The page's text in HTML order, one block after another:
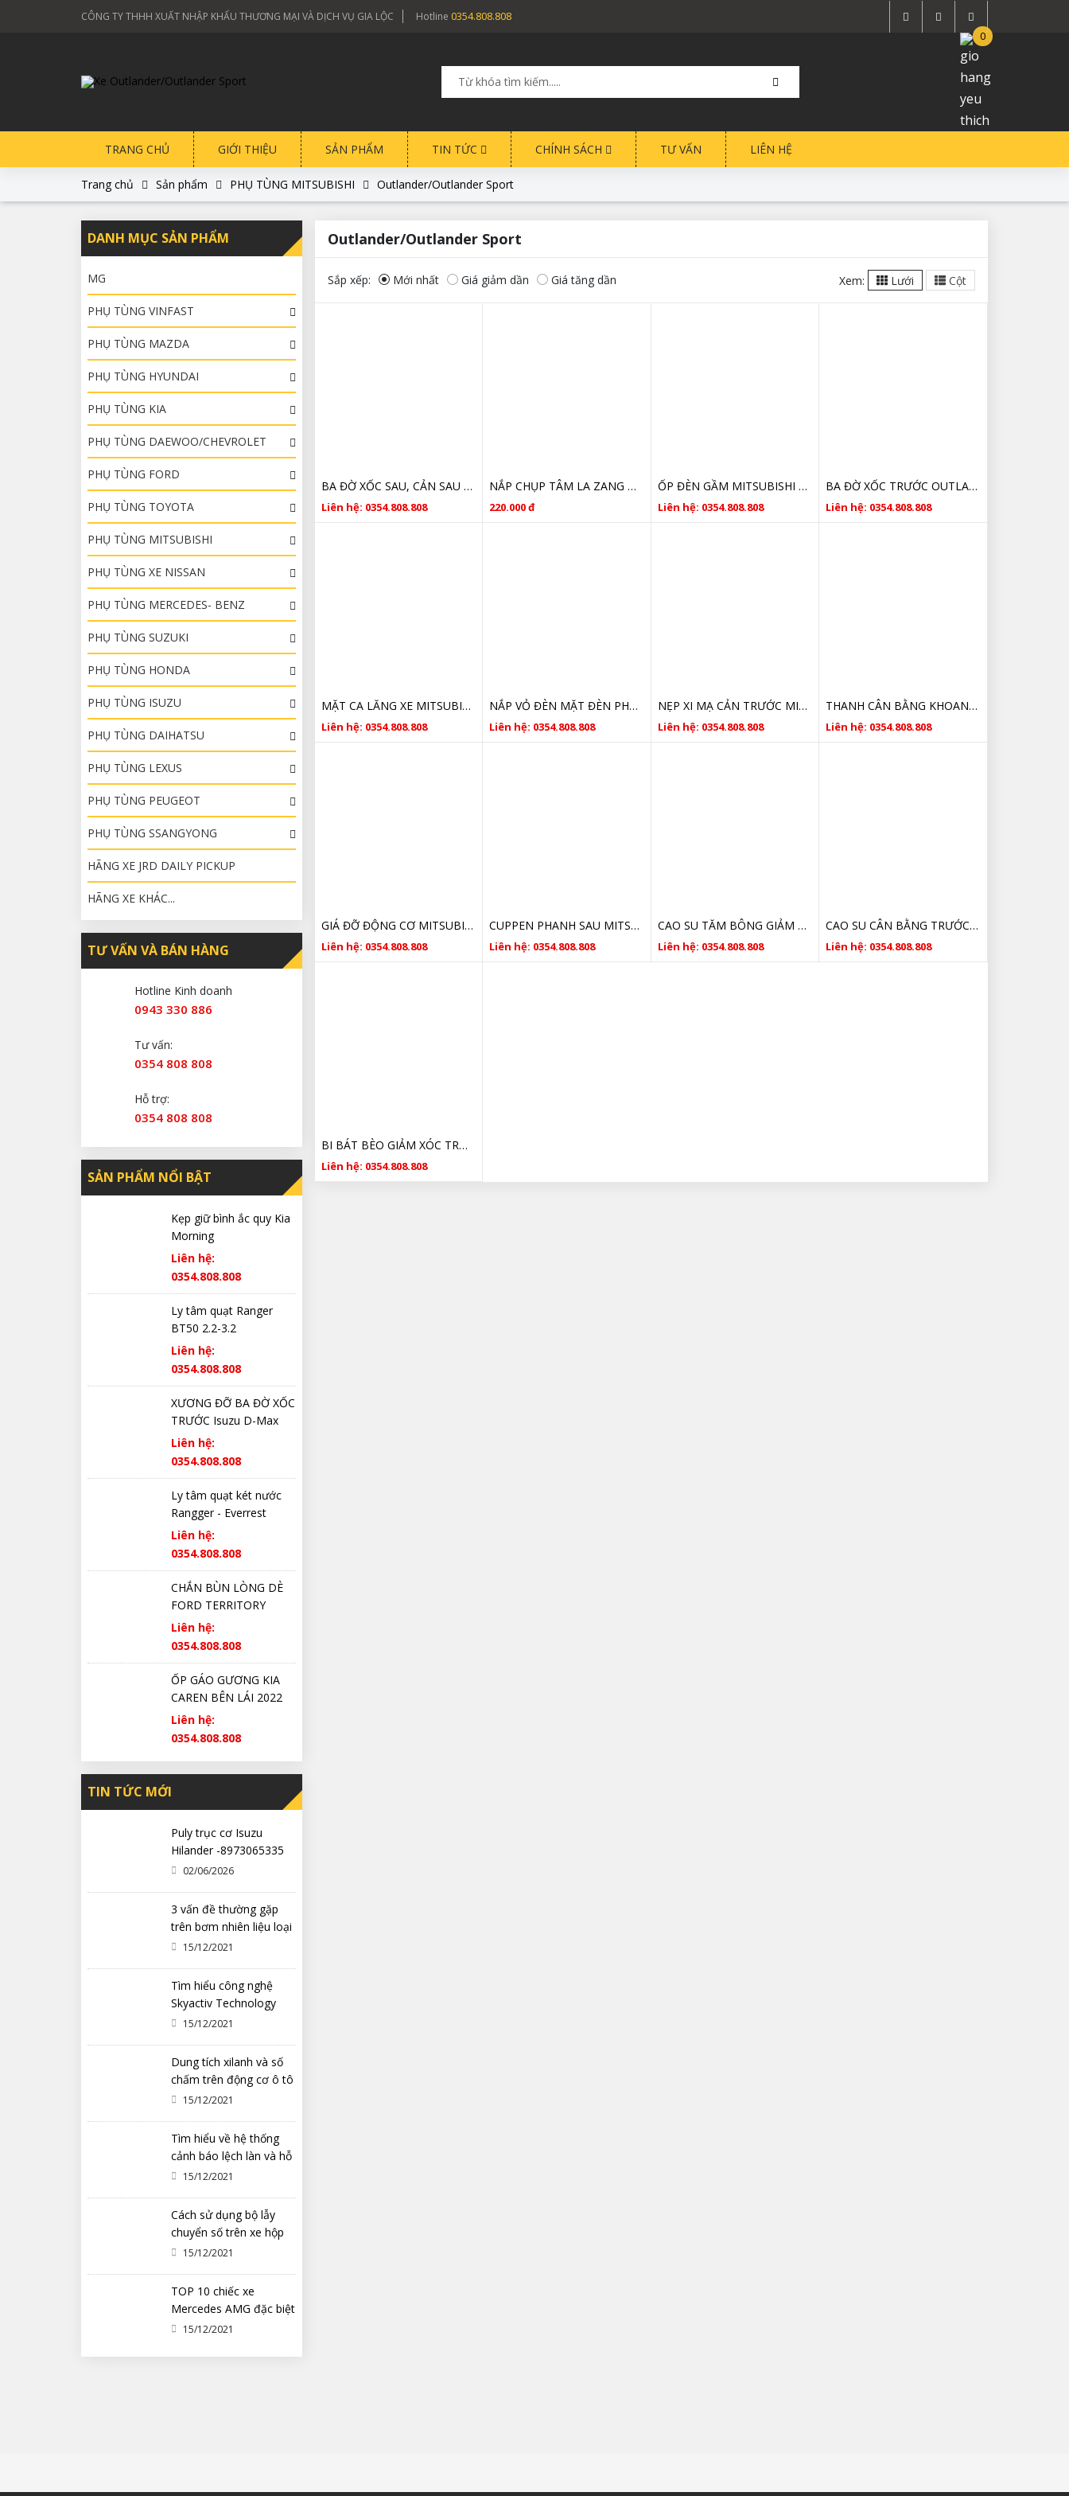
CÔNG TY THHH XUẤT NHẬP KHẨU THƯƠNG MẠI VÀ DỊCH VỤ GIA LỘC Hotline 0354.808.808
0
TRANG CHỦ GIỚI THIỆU SẢN PHẨM TIN TỨC CHÍNH SÁCH TƯ VẤN LIÊN HỆ
Trang chủ Sản phẩm PHỤ TÙNG MITSUBISHI Outlander/Outlander Sport
DANH MỤC SẢN PHẨM
MG
PHỤ TÙNG VINFAST
PHỤ TÙNG MAZDA
PHỤ TÙNG HYUNDAI
PHỤ TÙNG KIA
PHỤ TÙNG DAEWOO/CHEVROLET
PHỤ TÙNG FORD
PHỤ TÙNG TOYOTA
PHỤ TÙNG MITSUBISHI
PHỤ TÙNG XE NISSAN
PHỤ TÙNG MERCEDES- BENZ
PHỤ TÙNG SUZUKI
PHỤ TÙNG HONDA
PHỤ TÙNG ISUZU
PHỤ TÙNG DAIHATSU
PHỤ TÙNG LEXUS
PHỤ TÙNG PEUGEOT
PHỤ TÙNG SSANGYONG
HÃNG XE JRD DAILY PICKUP
HÃNG XE KHÁC...
TƯ VẤN VÀ BÁN HÀNG
Hotline Kinh doanh
0943 330 886
Tư vấn:
0354 808 808
Hỗ trợ:
0354 808 808
SẢN PHẨM NỔI BẬT
Kẹp giữ bình ắc quy Kia
Morning
Liên hệ:
0354.808.808
Ly tâm quạt Ranger
BT50 2.2-3.2
Liên hệ:
0354.808.808
XƯƠNG ĐỠ BA ĐỜ XỐC
TRƯỚC Isuzu D-Max
Liên hệ:
0354.808.808
Ly tâm quạt két nước
Rangger - Everrest
Liên hệ:
0354.808.808
CHẮN BÙN LÒNG DÈ
FORD TERRITORY
CHÍNH HÃNG
Liên hệ:
0354.808.808
ỐP GÁO GƯƠNG KIA
CAREN BÊN LÁI 2022
2023 2024 2025 CHÍNH
HÃNG
Liên hệ:
0354.808.808
TIN TỨC MỚI
Puly trục cơ Isuzu
Hilander -8973065335
02/06/2026
3 vấn đề thường gặp
trên bơm nhiên liệu loại
cơ khí
15/12/2021
Tìm hiểu công nghệ
Skyactiv Technology
trên xe Mazda
15/12/2021
Dung tích xilanh và số
chấm trên động cơ ô tô
có ý nghĩa gì?
15/12/2021
Tìm hiểu về hệ thống
cảnh báo lệch làn và hỗ
trợ duy trì làn đường
15/12/2021
Cách sử dụng bộ lẫy
chuyển số trên xe hộp
số tự động ô tô
15/12/2021
TOP 10 chiếc xe
Mercedes AMG đặc biệt
nhất từng được chế tạo
15/12/2021
Outlander/Outlander Sport
Sắp xếp: Mới nhất Giá giảm dần Giá tăng dần Xem: Lưới Cột
BA ĐỜ XỐC SAU, CẢN SAU MITSUBISHI OUTLANDER GIÁ RẺ
Liên hệ: 0354.808.808
NẮP CHỤP TÂM LA ZANG ỐP LA ZANG MITSUBISHI OUTLANDER
220.000 đ
ỐP ĐÈN GẦM MITSUBISHI OUTLANDER 6400G243, 6400G244
Liên hệ: 0354.808.808
BA ĐỜ XỐC TRƯỚC OUTLANDER 2016/2022 AV091319-2
Liên hệ: 0354.808.808
MẶT CA LĂNG XE MITSUBISHI OUTLANDER 2018-2020 AV091319-48
Liên hệ: 0354.808.808
NẮP VỎ ĐÈN MẶT ĐÈN PHA OUTLANDER 2016 2017 2018 2019 2020 2021
Liên hệ: 0354.808.808
NẸP XI MẠ CẢN TRƯỚC MITSUBISHI OLANDER GIÁ TỐT
Liên hệ: 0354.808.808
THANH CÂN BẰNG KHOANG MÁY MITSUBISHI OUTLANDER GL92354
Liên hệ: 0354.808.808
GIÁ ĐỠ ĐỘNG CƠ MITSUBISHI OUTLANDER- Gia Lộc Autoparts
Liên hệ: 0354.808.808
CUPPEN PHANH SAU MITSUBISHI OUTLANDER 2010-2016- Gia Lộc Autoparts
Liên hệ: 0354.808.808
CAO SU TĂM BÔNG GIẢM XÓC SAU MITSUBISHI OUTLANDER- Gia Lộc Autoparts
Liên hệ: 0354.808.808
CAO SU CÂN BẰNG TRƯỚC MITSUBISHI OUTLANDER- Gia Lộc Autoparts
Liên hệ: 0354.808.808
BI BÁT BÈO GIẢM XÓC TRƯỚC OUTLANDER-Gia Lộc Autoparts
Liên hệ: 0354.808.808